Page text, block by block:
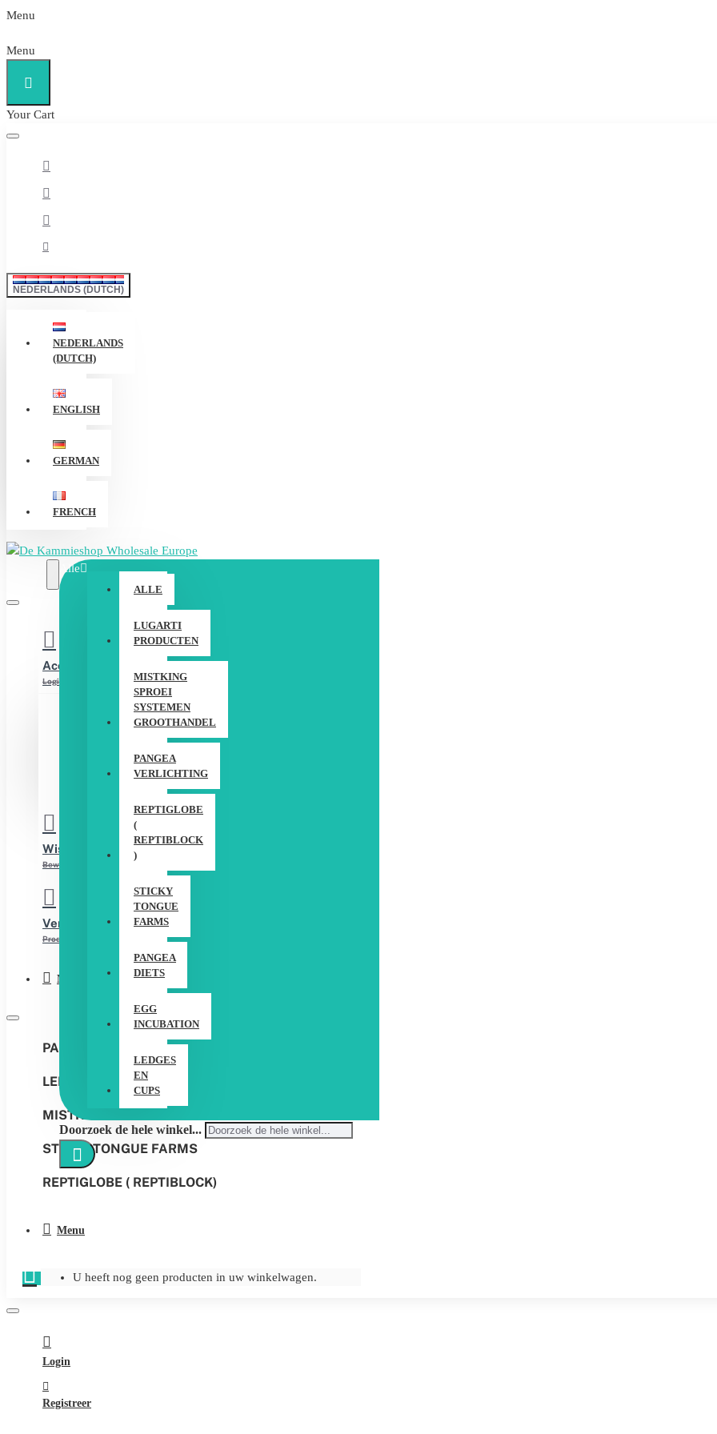
Menu
Menu
Your Cart
NEDERLANDS (DUTCH)
NEDERLANDS
(DUTCH)
ENGLISH
GERMAN
FRENCH
Alle
ALLE
LUGARTI
PRODUCTEN
MISTKING
SPROEI
SYSTEMEN
GROOTHANDEL
PANGEA
VERLICHTING
REPTIGLOBE
(
REPTIBLOCK
)
STICKY
TONGUE
FARMS
PANGEA
DIETS
EGG
INCUBATION
LEDGES
EN
CUPS
Doorzoek de hele winkel...
Account
Login / Registreer
Wishlist
Bewerk Uw Wishlist
Vergelijken
Product Vergelijking
Menu
PANGEA DIETS
LEDGES & CUPS
MISTKING
STICKY TONGUE FARMS
REPTIGLOBE ( REPTIBLOCK)
Menu
U heeft nog geen producten in uw winkelwagen.
Login
Registreer